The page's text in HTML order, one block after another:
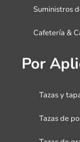
Suministros
Cafetería &
Por
Tazas y
Tazas de